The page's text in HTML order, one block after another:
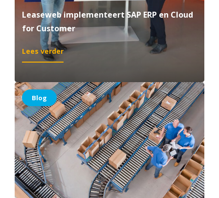
Leaseweb implementeert SAP ERP en Cloud
for Customer
Lees verder:
Leaseweb
SAP
ERP
en
Cloud
for
Customer
Blog